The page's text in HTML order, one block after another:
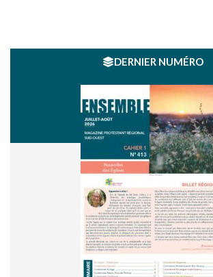
DERNIER NUMÉRO